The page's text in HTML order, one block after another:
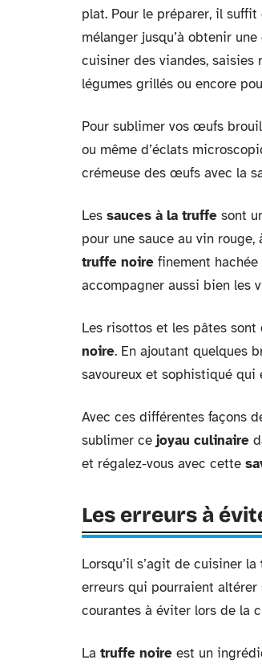
plat. Pour le préparer, il
mélanger jusqu’à obtenir
cuisiner des viandes, saisies
légumes grillés ou encore
Pour sublimer vos œufs
ou même d’éclats
crémeuse des œufs avec la
Les sauces à la truffe sont
pour une sauce au vin rouge,
truffe noire finement
accompagner aussi bien les
Les risottos et les pâtes
noire. En ajoutant quelques
savoureux et sophistiqué qui
Avec ces différentes façons
sublimer ce joyau culinaire
et régalez-vous avec cette
Les erreurs à
Lorsqu’il s’agit de cuisiner la
erreurs qui pourraient altérer
courantes à éviter lors de la
La truffe noire est un